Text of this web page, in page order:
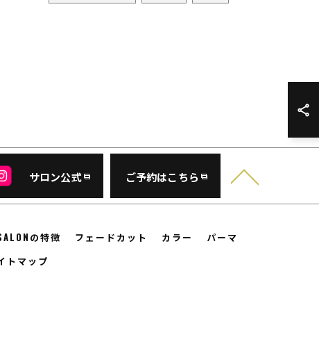
サロン公式 ご予約はこちら
の特徴 フェードカット カラー
パーマ
トマップ